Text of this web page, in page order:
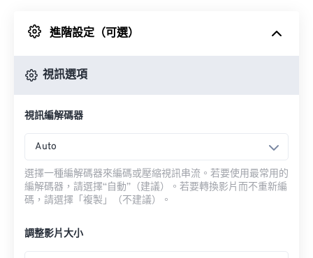
來自 Google 雲端硬碟
進階設定（可選）
視訊選項
視訊編解碼器
Auto
選擇一種編解碼器來編碼或壓縮視訊串流。若要使用最常用的
編解碼器，請選擇“自動”（建議）。若要轉換影片而不重新編
碼，請選擇「複製」（不建議）。
調整影片大小